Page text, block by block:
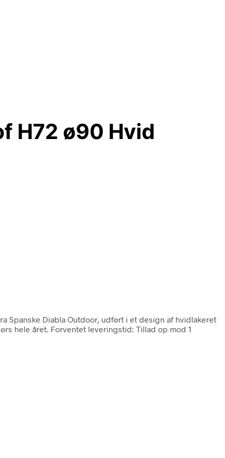
H72 ø90 Hvid
Spanske Diabla Outdoor, udført i et design af hvidlakeret
hele året. Forventet leveringstid: Tillad op mod 1